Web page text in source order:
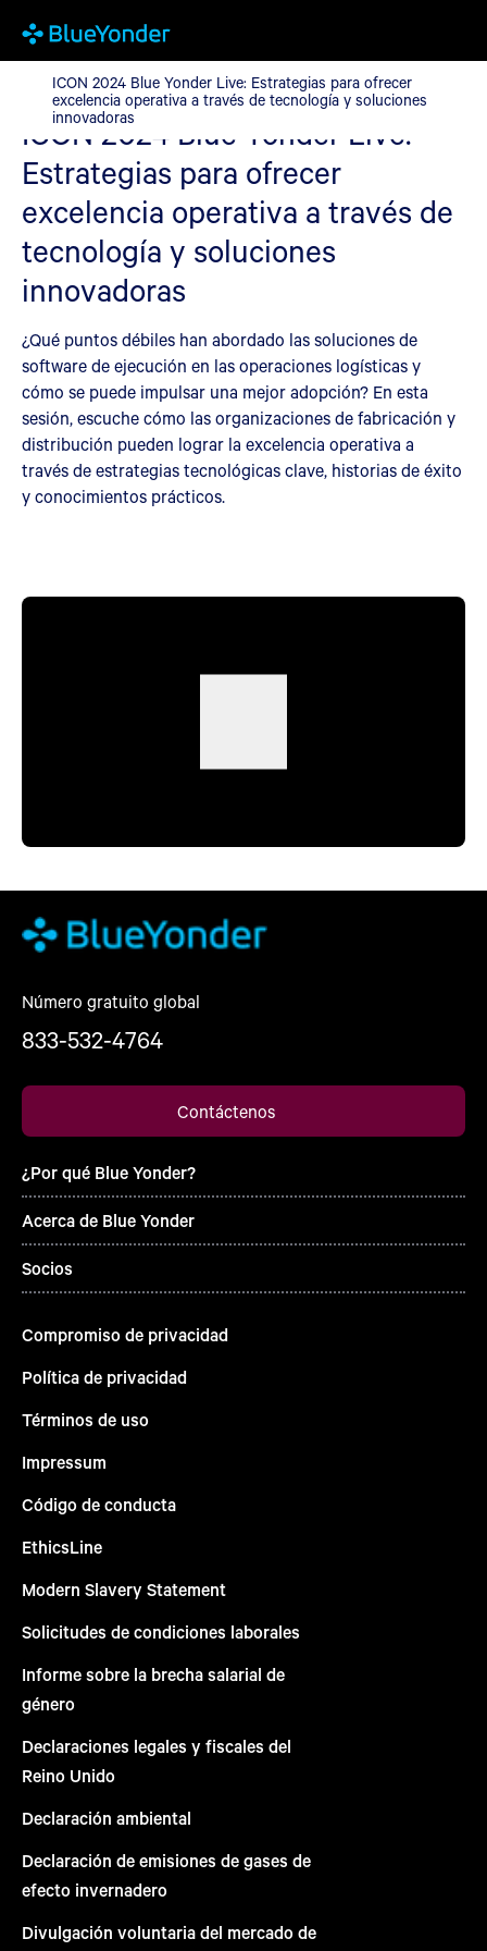
ICON 2024 Blue Yonder Live: Estrategias para ofrecer
ICON 2024 Blue Yonder Live: Estrategias para ofrecer
excelencia operativa a través de tecnología y soluciones
innovadoras
ICON 2024 Blue Yonder Live:
Estrategias para ofrecer
excelencia operativa a través de
tecnología y soluciones
innovadoras
¿Qué puntos débiles han abordado las soluciones de
software de ejecución en las operaciones logísticas y
cómo se puede impulsar una mejor adopción? En esta
sesión, escuche cómo las organizaciones de fabricación y
distribución pueden lograr la excelencia operativa a
través de estrategias tecnológicas clave, historias de éxito
y conocimientos prácticos.
Número gratuito global
833-532-4764
Contáctenos
¿Por qué Blue Yonder?
Acerca de Blue Yonder
Socios
Compromiso de privacidad
Política de privacidad
Términos de uso
Impressum
Código de conducta
EthicsLine
Modern Slavery Statement
Solicitudes de condiciones laborales
Informe sobre la brecha salarial de
género
Declaraciones legales y fiscales del
Reino Unido
Declaración ambiental
Declaración de emisiones de gases de
efecto invernadero
Divulgación voluntaria del mercado de